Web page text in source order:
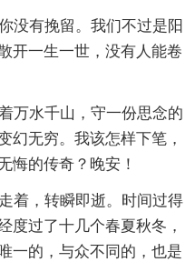
没有挽留。我们不过是阳
开一生一世，没有人能卷
万水千山，守一份思念的
幻无穷。我该怎样下笔，
悔的传奇？晚安！
着，转瞬即逝。时间过得
度过了十几个春夏秋冬，
一的，与众不同的，也是